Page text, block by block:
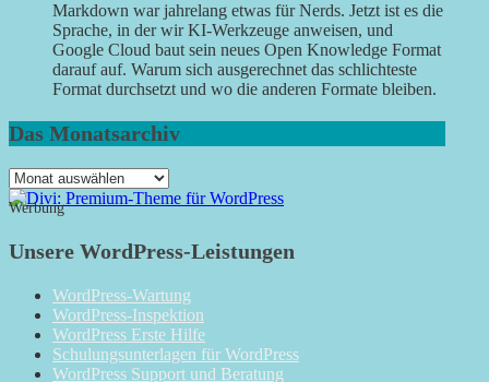
Markdown war jahrelang etwas für Nerds. Jetzt ist es die
Sprache, in der wir KI-Werkzeuge anweisen, und
Google Cloud baut sein neues Open Knowledge Format
darauf auf. Warum sich ausgerechnet das schlichteste
Format durchsetzt und wo die anderen Formate bleiben.
Das Monatsarchiv
Das
Monatsarchiv
Werbung
Unsere WordPress-Leistungen
WordPress-Wartung
WordPress-Inspektion
WordPress Erste Hilfe
Schulungsunterlagen für WordPress
WordPress Support und Beratung